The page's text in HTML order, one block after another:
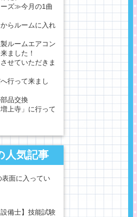
ズ≫今月の1曲
らルームに入れ
ルームエアコン
ました！
せていただきま
行って来まし
品交換
上寺」に行って
人気記事
面に入ってい
設備士】技能試験